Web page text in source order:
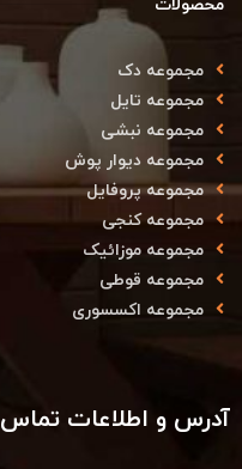
مجموعه دک
مجموعه تایل
مجموعه نبشی
مجموعه دیوار پوش
مجموعه پروفایل
مجموعه کنجی
مجموعه موزائیک
مجموعه قوطی
مجموعه اکسسوری
آدرس و اطلاعات تماس